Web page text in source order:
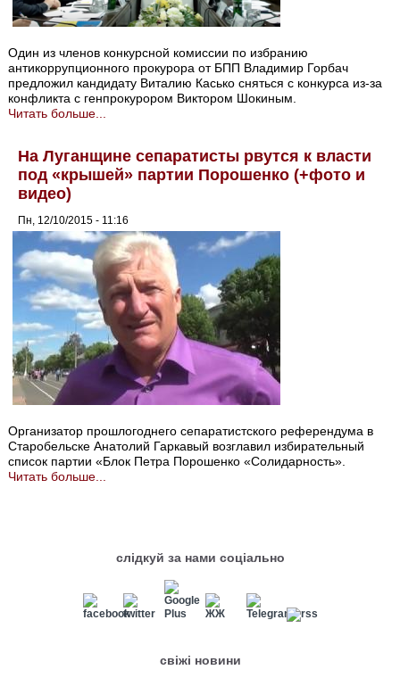
Один из членов конкурсной комиссии по избранию
антикоррупционного прокурора от БПП Владимир Горбач
предложил кандидату Виталию Касько сняться с конкурса из-за
конфликта с генпрокурором Виктором Шокиным.
Читать больше...
На Луганщине сепаратисты рвутся к власти
под «крышей» партии Порошенко (+фото и
видео)
Пн, 12/10/2015 - 11:16
Организатор прошлогоднего сепаратистского референдума в
Старобельске Анатолий Гаркавый возглавил избирательный
список партии «Блок Петра Порошенко «Солидарность».
Читать больше...
слідкуй за нами соціально
свіжі новини